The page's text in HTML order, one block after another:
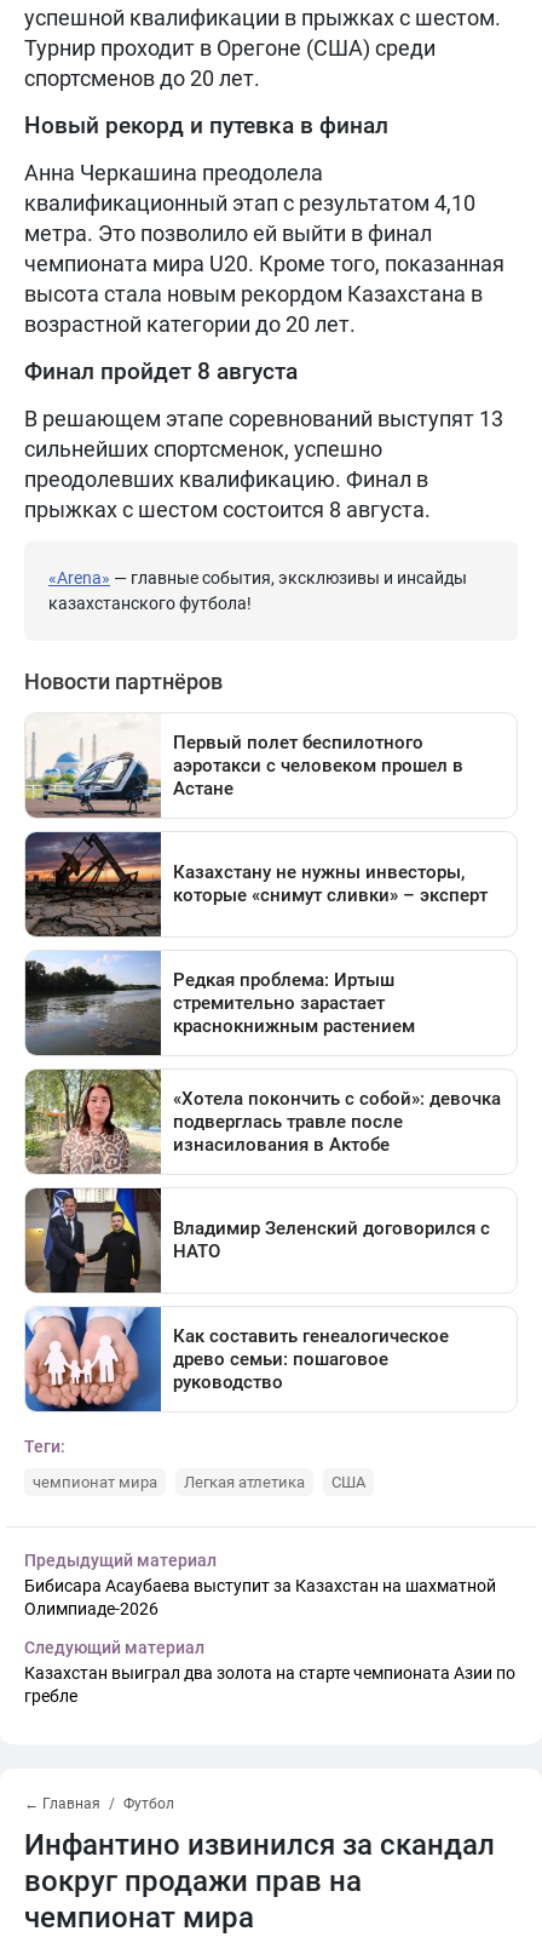
успешной квалификации в прыжках с шестом.
Турнир проходит в Орегоне (США) среди
спортсменов до 20 лет.
Новый рекорд и путевка в финал
Анна Черкашина преодолела
квалификационный этап с результатом 4,10
метра. Это позволило ей выйти в финал
чемпионата мира U20. Кроме того, показанная
высота стала новым рекордом Казахстана в
возрастной категории до 20 лет.
Финал пройдет 8 августа
В решающем этапе соревнований выступят 13
сильнейших спортсменок, успешно
преодолевших квалификацию. Финал в
прыжках с шестом состоится 8 августа.
«Arena» — главные события, эксклюзивы и инсайды
казахстанского футбола!
Теги:
чемпионат мира Легкая атлетика США
Предыдущий материал
Бибисара Асаубаева выступит за Казахстан на шахматной
Олимпиаде-2026
Следующий материал
Казахстан выиграл два золота на старте чемпионата Азии по
гребле
← Главная Футбол
Инфантино извинился за скандал
вокруг продажи прав на
чемпионат мира